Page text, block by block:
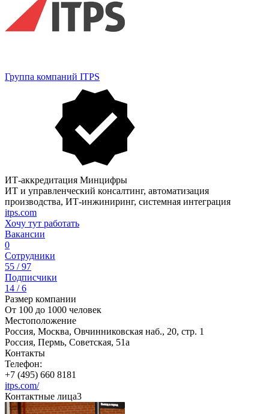
Группа компаний ITPS
ИТ-аккредитация Минцифры
ИТ и управленческий консалтинг, автоматизация
производства, ИТ-инжиниринг, системная интеграция
itps.com
Хочу тут работать
Вакансии
0
Сотрудники
55 / 97
Подписчики
14 / 6
Размер компании
От 100 до 1000 человек
Местоположение
Россия, Москва, Овчинниковская наб., 20, стр. 1
Россия, Пермь, Советская, 51а
Контакты
Телефон:
+7 (495) 660 8181
itps.com/
Контактные лица3